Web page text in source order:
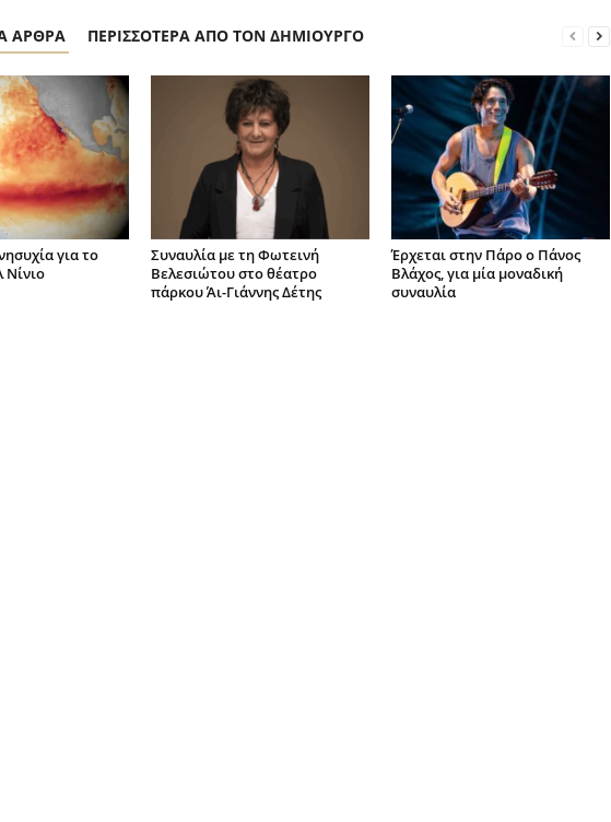
ΑΡΘΡΑ ΠΕΡΙΣΣΟΤΕΡΑ ΑΠΟ ΤΟΝ ΔΗΜΙΟΥΡΓΟ
για το
Νίνιο
Συναυλία με τη Φωτεινή
Βελεσιώτου στο θέατρο
πάρκου Άι-Γιάννης Δέτης
Έρχεται στην Πάρο ο Πάνος
Βλάχος, για μία μοναδική
συναυλία